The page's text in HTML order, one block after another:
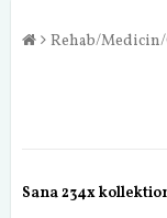
Rehab/
Sana 234x